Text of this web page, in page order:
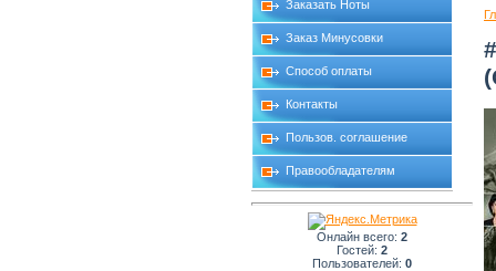
Заказать Ноты
Заказ Минусовки
Способ оплаты
Контакты
Пользов. соглашение
Правообладателям
Онлайн всего: 2
Гостей: 2
Пользователей: 0